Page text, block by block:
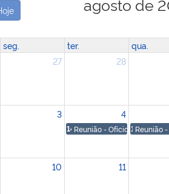
seg. ter. qua.
27 28
3 4
14:30Reunião - Ofício 29549/
10Reunião
10 11